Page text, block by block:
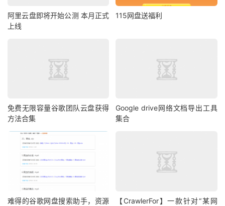
阿里云盘即将开始公测 本月正式
上线
115网盘送福利
免费无限容量谷歌团队云盘获得
方法合集
Google drive网络文档导出工具
集合
难得的谷歌网盘搜索助手，资源
【CrawlerFor】一款针对“某网